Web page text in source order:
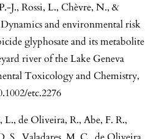
J., Rossi, L., Chèvre, N., &
and environmental risk
glyphosate and its metabolite
river of the Lake Geneva
Toxicology and Chemistry,
etc.2276
de Oliveira, R., Abe, F. R.,